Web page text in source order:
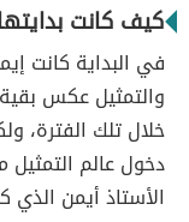
كيف كانت
في البداية كانت
والتمثيل عكس
خلال تلك الفترة،
دخول عالم
الأستاذ أيمن